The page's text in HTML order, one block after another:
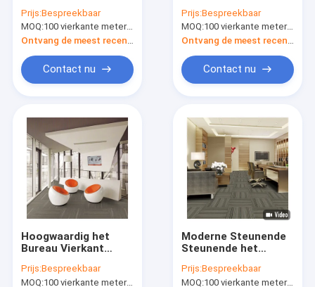
die Commercieel
Tapijt steunen
Prijs:Bespreekbaar
MOQ:100 vierkante meter per kleur
Contact nu
Lijnstapel van
Tapijtpvc Steunende
Tapijt van Axminster
Geweven
Prijs:Bespreekbaar
MOQ:100 vierkante meter per kleur
Contact nu
Hoogwaardig het
Bureau Vierkant
Tapijttegels met pvc-
Steun
Prijs:Bespreekbaar
MOQ:100 vierkante meter per kleur
Moderne Steunende
Steunende het
met Bfl-Vlam -
vertrager
Prijs:Bespreekbaar
MOQ:100 vierkante meter per kleur